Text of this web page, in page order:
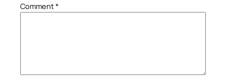
Comment*